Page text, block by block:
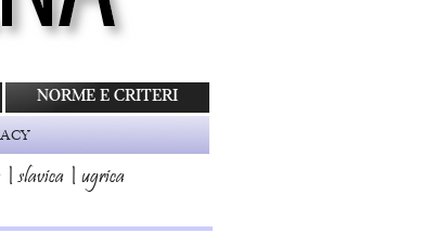
NORME E CRITERI
|slavica| ugrica